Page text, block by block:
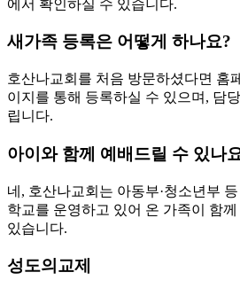
에서 확인하실 수 있습니다.
새가족 등록은 어떻게 하나요?
호산나교회를 처음 방문하셨다면 홈
이지를 통해 등록하실 수 있으며, 담
립니다.
아이와 함께 예배드릴 수 있나
네, 호산나교회는 아동부·청소년부
학교를 운영하고 있어 온 가족이 함
있습니다.
성도의교제